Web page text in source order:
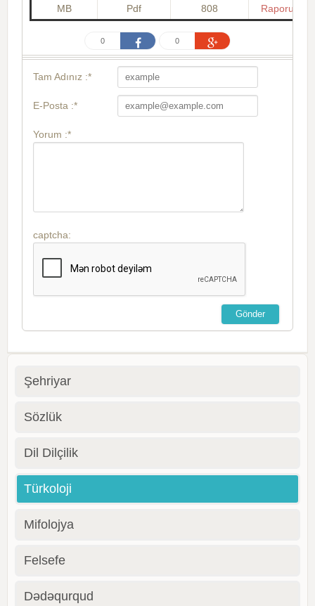
MB
Pdf
808
Raporu
0 0
Tam Adınız :*
E-Posta :*
Yorum :*
captcha:
Şehriyar
Sözlük
Dil Dilçilik
Türkoloji
Mifolojya
Felsefe
Dədəqurqud